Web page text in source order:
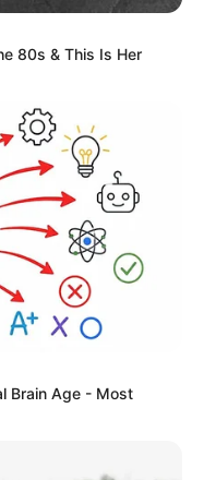
80s & This Is Her
Brain Age - Most